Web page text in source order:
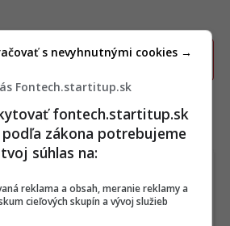
TIP redakcii na článok
TERAZ ČÍTAJÚ
Fontech.startitup.sk
fontech.startitup.sk
zákona potrebujeme
tvoj súhlas na:
reklama a obsah, meranie reklamy a
cieľových skupín a vývoj služieb
s nevyhnutnými cookies →